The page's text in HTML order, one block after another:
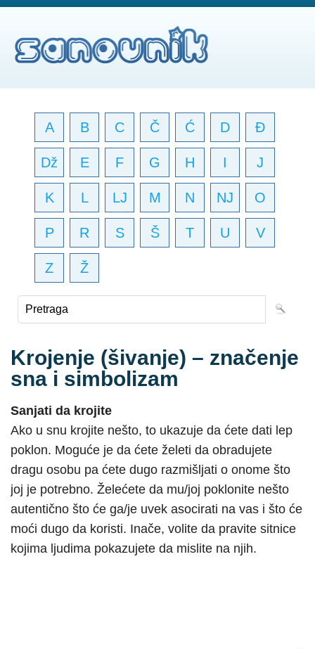
A B C Č Ć D Đ
Dž E F G H I J
K L LJ M N NJ O
P R S Š T U V
Z Ž
Krojenje (šivanje) – značenje
sna i simbolizam
Sanjati da krojite
Ako u snu krojite nešto, to ukazuje da ćete dati lep
poklon. Moguće je da ćete želeti da obradujete
dragu osobu pa ćete dugo razmišljati o onome što
joj je potrebno. Želećete da mu/joj poklonite nešto
autentično što će ga/je uvek asocirati na vas i što će
moći dugo da koristi. Inače, volite da pravite sitnice
kojima ljudima pokazujete da mislite na njih.